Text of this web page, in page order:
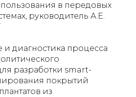
в передовых
руководитель А.Е.
диагностика процесса
разработки smart-
покрытий
из